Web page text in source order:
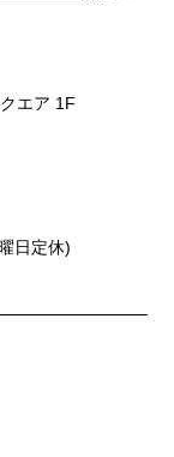
エア 1F
日定休)